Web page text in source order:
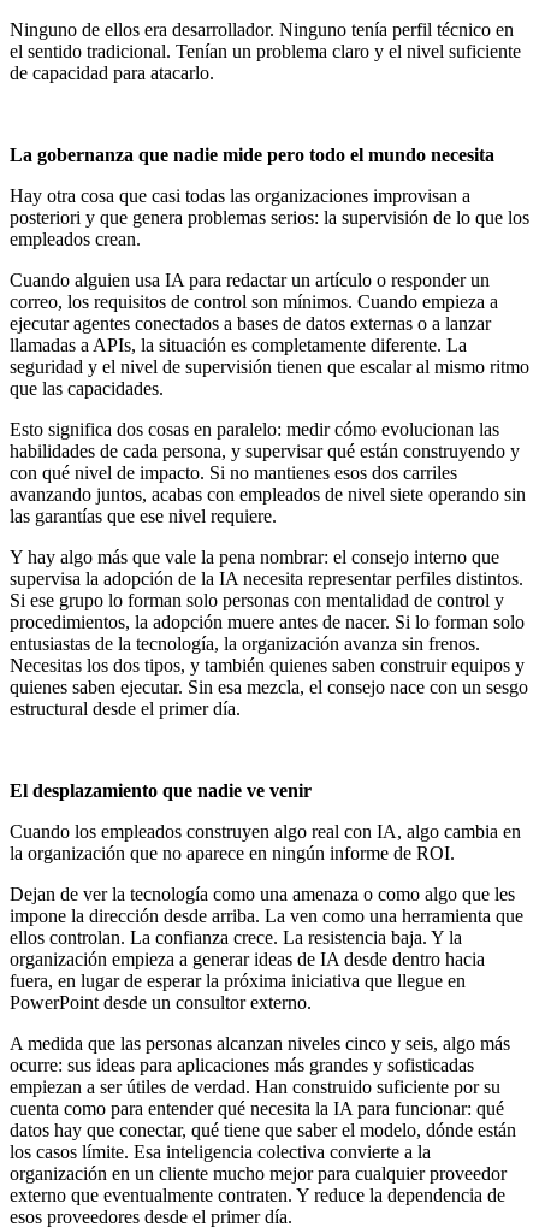
Ninguno de ellos era desarrollador. Ninguno tenía perfil técnico en
el sentido tradicional. Tenían un problema claro y el nivel suficiente
de capacidad para atacarlo.
La gobernanza que nadie mide pero todo el mundo necesita
Hay otra cosa que casi todas las organizaciones improvisan a
posteriori y que genera problemas serios: la supervisión de lo que los
empleados crean.
Cuando alguien usa IA para redactar un artículo o responder un
correo, los requisitos de control son mínimos. Cuando empieza a
ejecutar agentes conectados a bases de datos externas o a lanzar
llamadas a APIs, la situación es completamente diferente. La
seguridad y el nivel de supervisión tienen que escalar al mismo ritmo
que las capacidades.
Esto significa dos cosas en paralelo: medir cómo evolucionan las
habilidades de cada persona, y supervisar qué están construyendo y
con qué nivel de impacto. Si no mantienes esos dos carriles
avanzando juntos, acabas con empleados de nivel siete operando sin
las garantías que ese nivel requiere.
Y hay algo más que vale la pena nombrar: el consejo interno que
supervisa la adopción de la IA necesita representar perfiles distintos.
Si ese grupo lo forman solo personas con mentalidad de control y
procedimientos, la adopción muere antes de nacer. Si lo forman solo
entusiastas de la tecnología, la organización avanza sin frenos.
Necesitas los dos tipos, y también quienes saben construir equipos y
quienes saben ejecutar. Sin esa mezcla, el consejo nace con un sesgo
estructural desde el primer día.
El desplazamiento que nadie ve venir
Cuando los empleados construyen algo real con IA, algo cambia en
la organización que no aparece en ningún informe de ROI.
Dejan de ver la tecnología como una amenaza o como algo que les
impone la dirección desde arriba. La ven como una herramienta que
ellos controlan. La confianza crece. La resistencia baja. Y la
organización empieza a generar ideas de IA desde dentro hacia
fuera, en lugar de esperar la próxima iniciativa que llegue en
PowerPoint desde un consultor externo.
A medida que las personas alcanzan niveles cinco y seis, algo más
ocurre: sus ideas para aplicaciones más grandes y sofisticadas
empiezan a ser útiles de verdad. Han construido suficiente por su
cuenta como para entender qué necesita la IA para funcionar: qué
datos hay que conectar, qué tiene que saber el modelo, dónde están
los casos límite. Esa inteligencia colectiva convierte a la
organización en un cliente mucho mejor para cualquier proveedor
externo que eventualmente contraten. Y reduce la dependencia de
esos proveedores desde el primer día.